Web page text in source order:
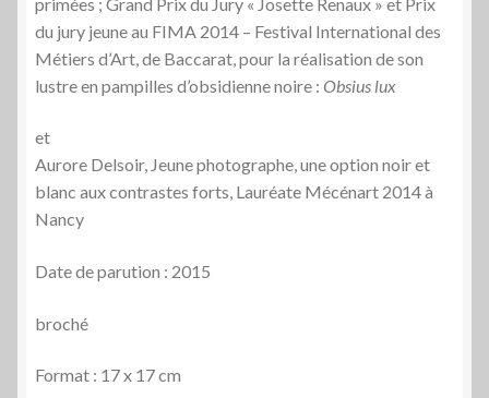
du jury jeune au FIMA 2014 – Festival International des
Métiers d’Art, de Baccarat, pour la réalisation de son
lustre en pampilles d’obsidienne noire : Obsius lux
et
Aurore Delsoir, Jeune photographe, une option noir et
blanc aux contrastes forts, Lauréate Mécénart 2014 à
Nancy
Date de parution : 2015
broché
Format : 17 x 17 cm